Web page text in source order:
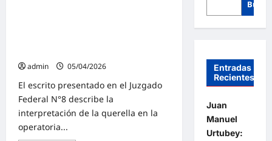
admin
05/04/2026
El escrito presentado en el Juzgado
Federal N°8 describe la
interpretación de la querella en la
operatoria...
Entradas
Recientes
Juan
Manuel
Urtubey: